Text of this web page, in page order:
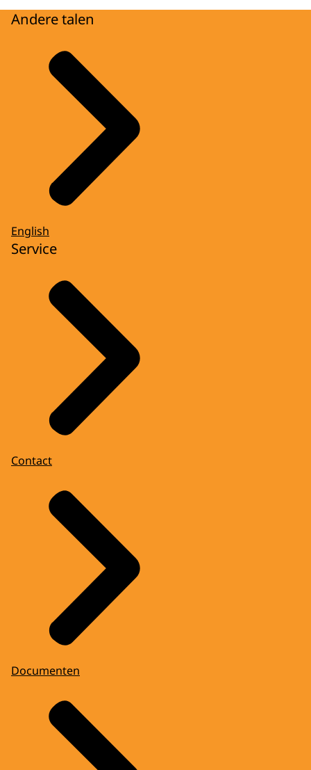
Andere talen
English
Service
Contact
Documenten